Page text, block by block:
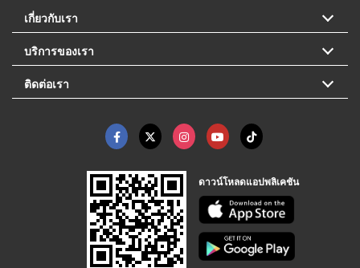
เกี่ยวกับเรา
บริการของเรา
ติดต่อเรา
ดาวน์โหลดแอปพลิเคชัน